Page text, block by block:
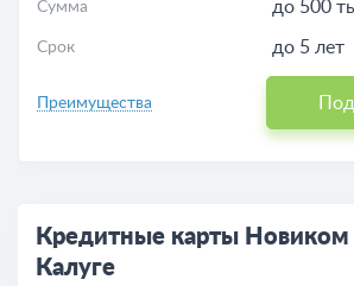
Сумма до 500
Срок до 5 лет
Преимущества
Кредитные карты Новиком
Калуге